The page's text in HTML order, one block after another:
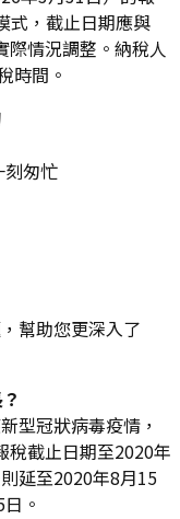
式，截止日期應與
情況調整。納稅人
時間。
刻匆忙
幫助您更深入了
型冠狀病毒疫情，
稅截止日期至2020年
延至2020年8月15
。